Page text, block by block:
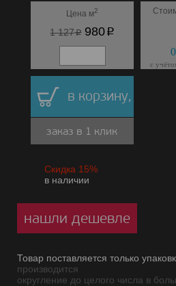
Цена м2
1 127p980p
0
с
в корзину,
заказ в 1 клик
Скидка 15%
в наличии
нашли дешевле
Товар поставляется только
производится
округление до целого числа в